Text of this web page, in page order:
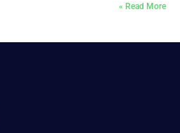
Read More »